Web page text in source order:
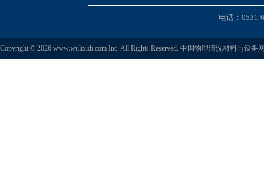
电话：
Copyright © 2026 www.wulixidi.com Inc. All Rights Reserved. 中国物理清洗材料与设